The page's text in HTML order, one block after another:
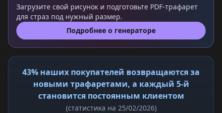
Загрузите свой рисунок и подготовьте PDF-трафарет
для страз под нужный размер.
Подробнее о генераторе
43% наших покупателей возвращаются за
новыми трафаретами, а каждый 5-й
становится постоянным клиентом
(статистика на 25/02/2026)